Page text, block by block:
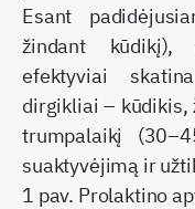
Esant
žindant kūdikį),
efektyviai
dirgikliai – kūdikis,
trumpalaikį
suaktyvėjimą ir
1 pav. Prolaktino